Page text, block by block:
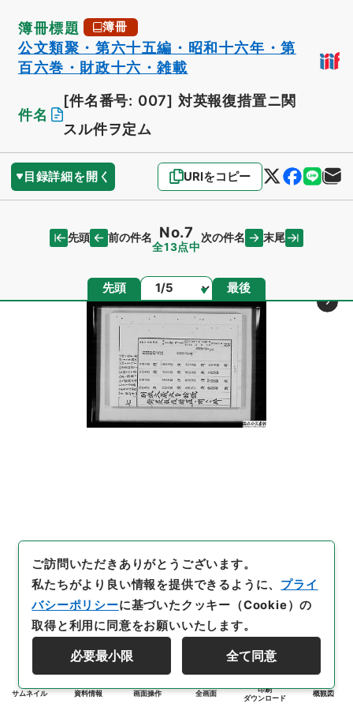
簿冊標題 簿冊
公文類聚・第六十五編・昭和十六年・第
百六巻・財政十六・雑載
件名
[件名番号: 007] 対英報復措置ニ関
スル件ヲ定ム
目録詳細を開く URIをコピー
先頭 前の件名 No.7
全13点中
次の件名 末尾
先頭 ページ 最後
サムネイル 資料情報 画面操作 全画面
印刷
ダウンロード
概観図
ご訪問いただきありがとうございます。
私たちがより良い情報を提供できるように、 プライ
バシーポリシーに基づいたクッキー（Cookie）の
取得と利用に同意をお願いいたします。
必要最小限 全て同意